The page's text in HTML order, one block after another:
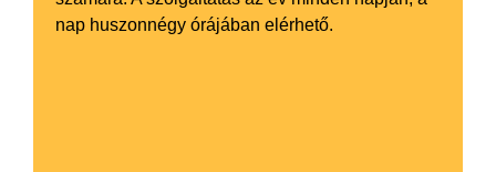
nap huszonnégy órájában elérhető.